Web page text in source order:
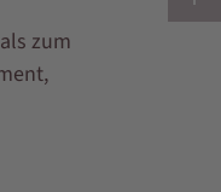
zum